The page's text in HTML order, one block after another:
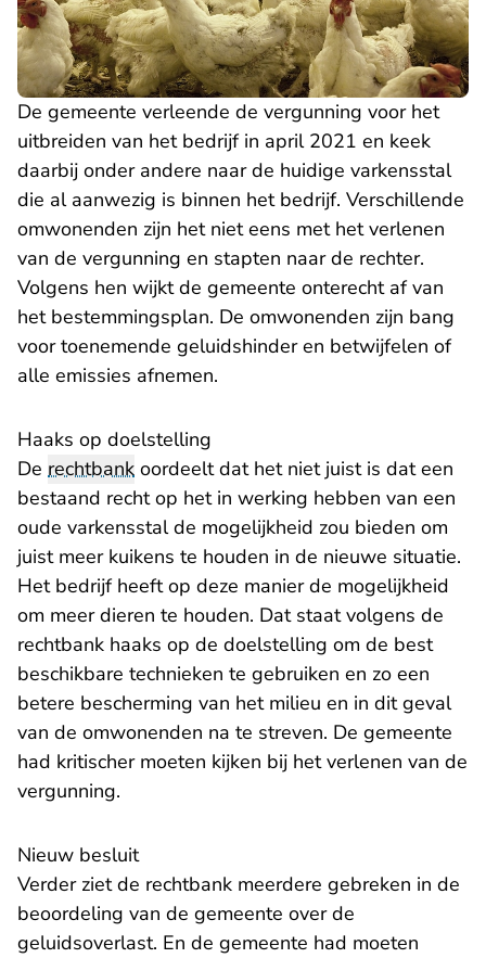
De gemeente verleende de vergunning voor het
uitbreiden van het bedrijf in april 2021 en keek
daarbij onder andere naar de huidige varkensstal
die al aanwezig is binnen het bedrijf. Verschillende
omwonenden zijn het niet eens met het verlenen
van de vergunning en stapten naar de rechter.
Volgens hen wijkt de gemeente onterecht af van
het bestemmingsplan. De omwonenden zijn bang
voor toenemende geluidshinder en betwijfelen of
alle emissies afnemen.
Haaks op doelstelling
De rechtbank oordeelt dat het niet juist is dat een
bestaand recht op het in werking hebben van een
oude varkensstal de mogelijkheid zou bieden om
juist meer kuikens te houden in de nieuwe situatie.
Het bedrijf heeft op deze manier de mogelijkheid
om meer dieren te houden. Dat staat volgens de
rechtbank haaks op de doelstelling om de best
beschikbare technieken te gebruiken en zo een
betere bescherming van het milieu en in dit geval
van de omwonenden na te streven. De gemeente
had kritischer moeten kijken bij het verlenen van de
vergunning.
Nieuw besluit
Verder ziet de rechtbank meerdere gebreken in de
beoordeling van de gemeente over de
geluidsoverlast. En de gemeente had moeten